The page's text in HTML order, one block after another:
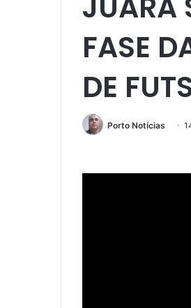
FASE
DE
Porto Notícias